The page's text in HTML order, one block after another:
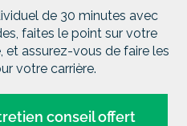
de 30 minutes avec
faites le point sur votre
et assurez-vous de faire les
votre carrière.
conseil offert